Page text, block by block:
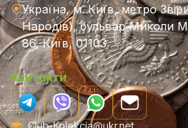
Україна, м. Київ, метро
Народів), бульвар Миколи
86, Київ, 01103
Контакти
Club-Kolekcia@ukr.net